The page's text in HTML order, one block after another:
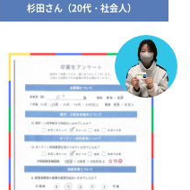
杉田さん（20代・社会人）